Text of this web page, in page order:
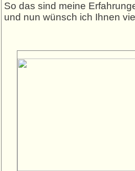
So das sind meine
und nun wünsch ich Ihnen